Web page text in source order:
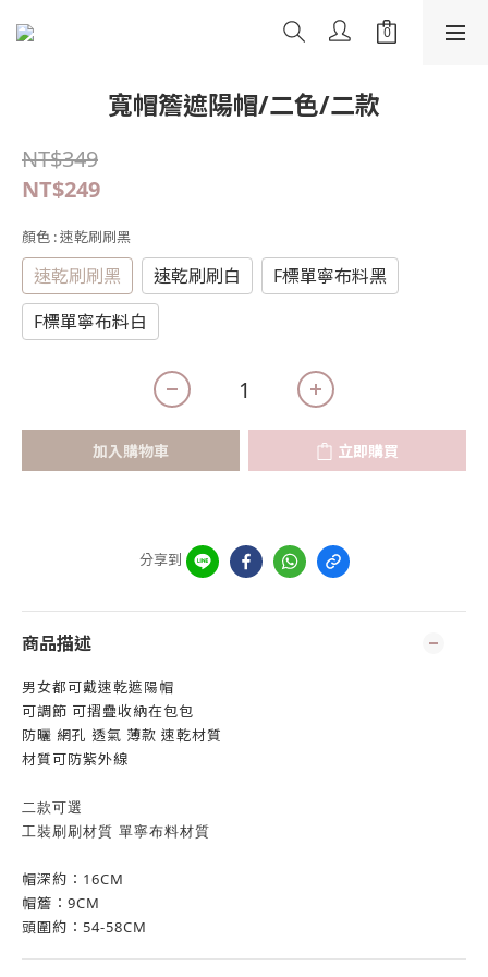
寬帽簷遮陽帽/二色/二款
NT$349
NT$249
顏色 : 速乾刷刷黑
速乾刷刷黑 速乾刷刷白
F標單寧布料黑
F標單寧布料白
加入購物車 立即購買
分享到
商品描述
男女都可戴速乾遮陽帽
可調節 可摺疊收納在包包
防曬 網孔 透氣 薄款 速乾材質
材質可防紫外線
二款可選
工裝刷刷材質 單寧布料材質
帽深約：16CM
帽簷：9CM
頭圍約：54-58CM